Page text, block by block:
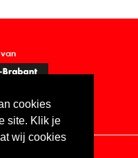
cookies
site. Klik je
wij cookies